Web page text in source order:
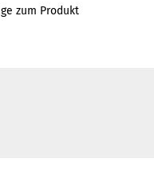
zum Produkt